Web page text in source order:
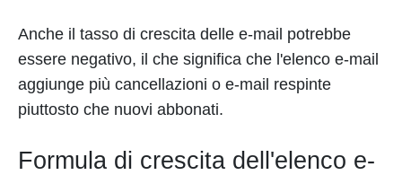
Anche il tasso di crescita delle e-mail potrebbe
essere negativo, il che significa che l'elenco e-mail
aggiunge più cancellazioni o e-mail respinte
piuttosto che nuovi abbonati.
Formula di crescita dell'elenco e-